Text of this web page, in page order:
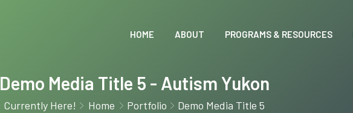
HOME ABOUT PROGRAMS & RESOURCES
Demo Media Title 5 - Autism Yukon
Currently Here! Home Portfolio Demo Media Title 5